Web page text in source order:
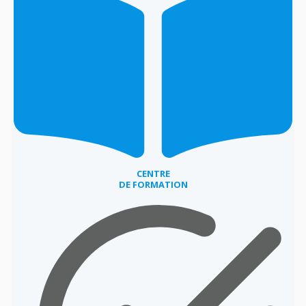
CENTRE
DE FORMATION